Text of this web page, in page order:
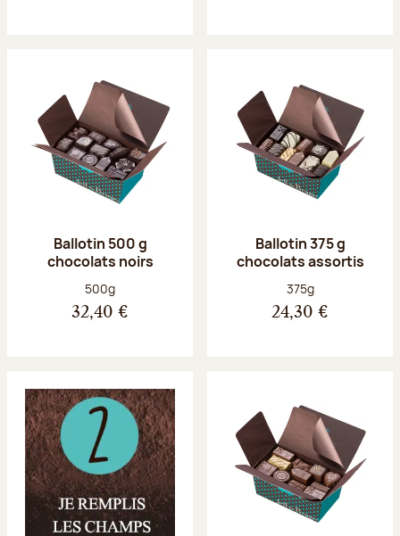
Ballotin 500 g
chocolats noirs
Poids net :
500g
32,40 €
Ballotin 375 g
chocolats assortis
Poids net :
375g
24,30 €